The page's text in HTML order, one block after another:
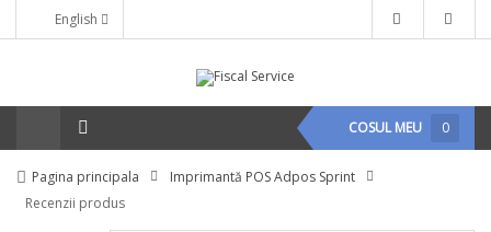
English
COSUL MEU 0
Pagina principala
Imprimantă POS Adpos Sprint
Recenzii produs